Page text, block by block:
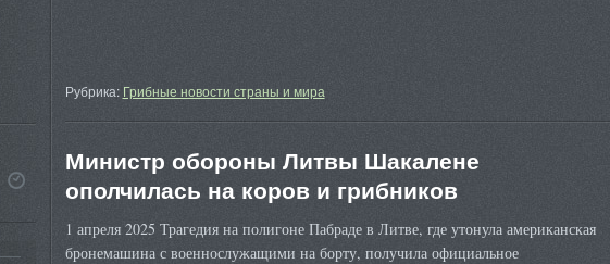
Рубрика: Грибные новости страны и мира
Министр обороны Литвы Шакалене
ополчилась на коров и грибников
1 апреля 2025 Трагедия на полигоне Пабраде в Литве, где утонула американская
бронемашина с военнослужащими на борту, получила официальное